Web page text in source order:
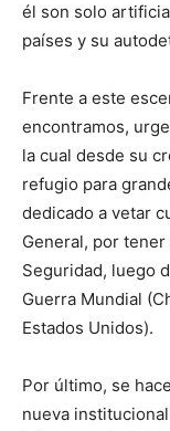
él son solo
países y su
Frente a este
encontramos,
la cual desde su
refugio para
dedicado a vetar
General, por
Seguridad, luego
Guerra Mundial
Estados Unidos).
Por último, se
nueva